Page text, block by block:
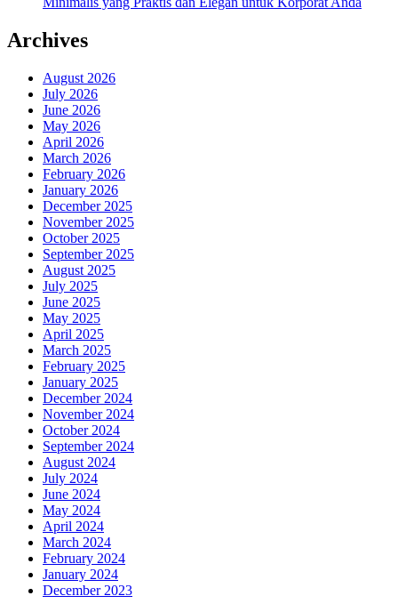
Archives
August 2026
July 2026
June 2026
May 2026
April 2026
March 2026
February 2026
January 2026
December 2025
November 2025
October 2025
September 2025
August 2025
July 2025
June 2025
May 2025
April 2025
March 2025
February 2025
January 2025
December 2024
November 2024
October 2024
September 2024
August 2024
July 2024
June 2024
May 2024
April 2024
March 2024
February 2024
January 2024
December 2023